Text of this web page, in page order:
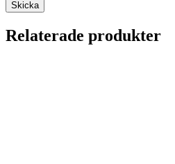
Relaterade produkter